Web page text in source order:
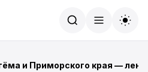
и Приморского края —